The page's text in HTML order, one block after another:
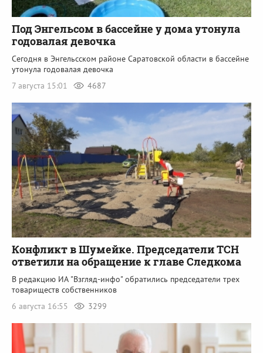
Под Энгельсом в бассейне у дома утонула
годовалая девочка
Сегодня в Энгельсском районе Саратовской области в бассейне
утонула годовалая девочка
7 августа 15:01
4687
Конфликт в Шумейке. Председатели ТСН
ответили на обращение к главе Следкома
В редакцию ИА "Взгляд-инфо" обратились председатели трех
товариществ собственников
6 августа 16:55
3299